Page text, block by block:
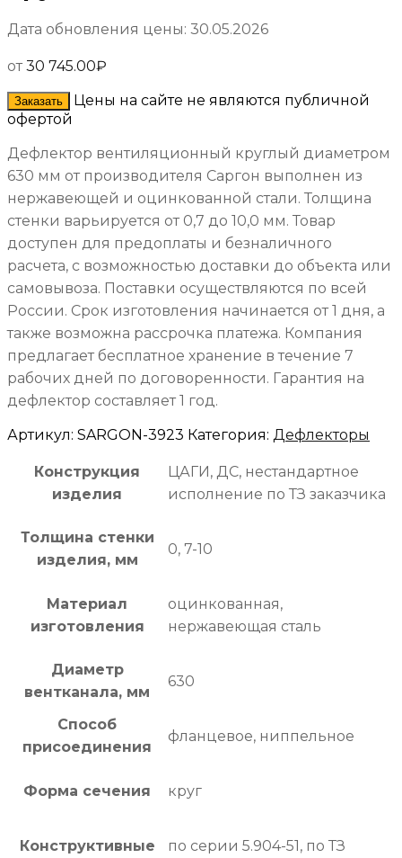
Дата обновления цены: 30.05.2026
от 30 745.00₽
Заказать
Цены на сайте не являются публичной
офертой
Дефлектор вентиляционный круглый диаметром
630 мм от производителя Саргон выполнен из
нержавеющей и оцинкованной стали. Толщина
стенки варьируется от 0,7 до 10,0 мм. Товар
доступен для предоплаты и безналичного
расчета, с возможностью доставки до объекта или
самовывоза. Поставки осуществляются по всей
России. Срок изготовления начинается от 1 дня, а
также возможна рассрочка платежа. Компания
предлагает бесплатное хранение в течение 7
рабочих дней по договоренности. Гарантия на
дефлектор составляет 1 год.
Артикул: SARGON-3923 Категория: Дефлекторы
Конструкция
изделия
ЦАГИ, ДС, нестандартное
исполнение по ТЗ заказчика
Толщина стенки
изделия, мм
0, 7-10
Материал
изготовления
оцинкованная,
нержавеющая сталь
Диаметр
вентканала, мм
630
Способ
присоединения
фланцевое, ниппельное
Форма сечения круг
Конструктивные
по серии 5.904-51, по ТЗ